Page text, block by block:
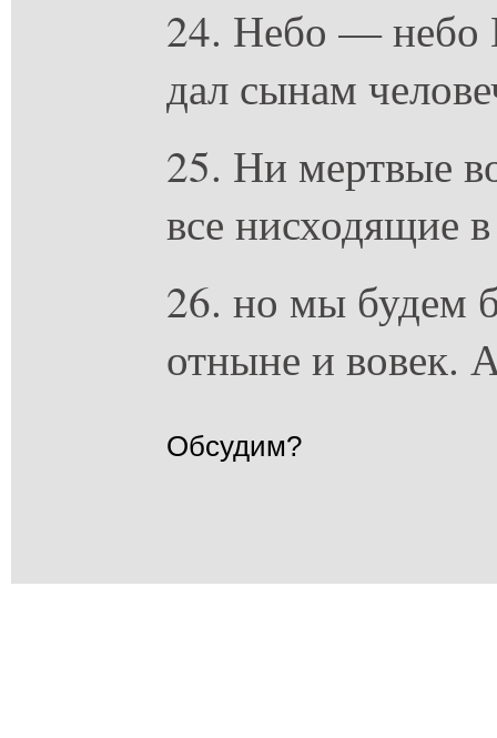
24. Небо — небо
дал сынам
25. Ни мертвые
все нисходящие
26. но мы будем
отныне и вовек.
Обсудим?